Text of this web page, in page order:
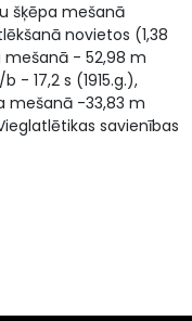
šķēpa mešanā
novietos (1,38
mešanā - 52,98 m
- 17,2 s (1915.g.),
mešanā -33,83 m
savienības